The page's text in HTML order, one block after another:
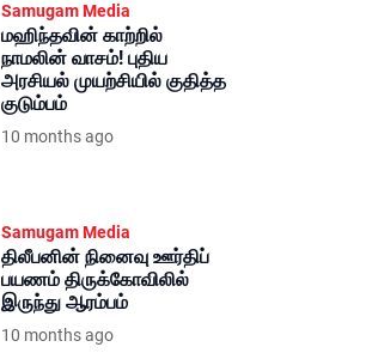
Samugam Media
மஹிந்தவின் காற்றில்
நாமலின் வாசம்! புதிய
அரசியல் முயற்சியில் குதித்த
குடும்பம்
10 months ago
Samugam Media
திலீபனின் நினைவு ஊர்திப்
பயணம் திருக்கோவிலில்
இருந்து ஆரம்பம்
10 months ago